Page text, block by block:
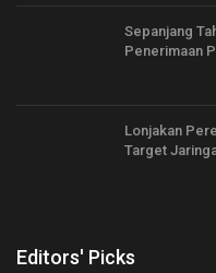
Sepanjang
Penerimaan
Lonjakan
Target
Editors' Picks